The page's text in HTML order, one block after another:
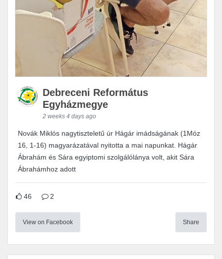
Debreceni Református
Egyházmegye
2 weeks 4 days ago
Novák Miklós nagytiszteletű úr Hágár imádságának (1Móz
16, 1-16) magyarázatával nyitotta a mai napunkat. Hágár
Ábrahám és Sára egyiptomi szolgálólánya volt, akit Sára
Ábrahámhoz adott
46 2
View on Facebook Share